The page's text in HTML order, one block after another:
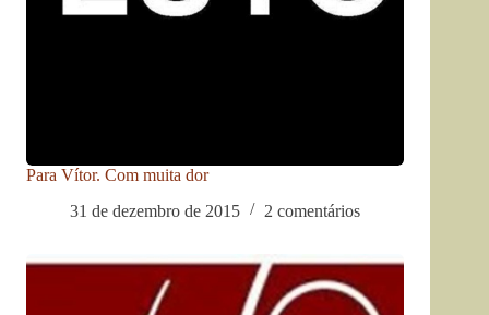
Para Vítor. Com muita dor
31 de dezembro de 2015
2 comentários